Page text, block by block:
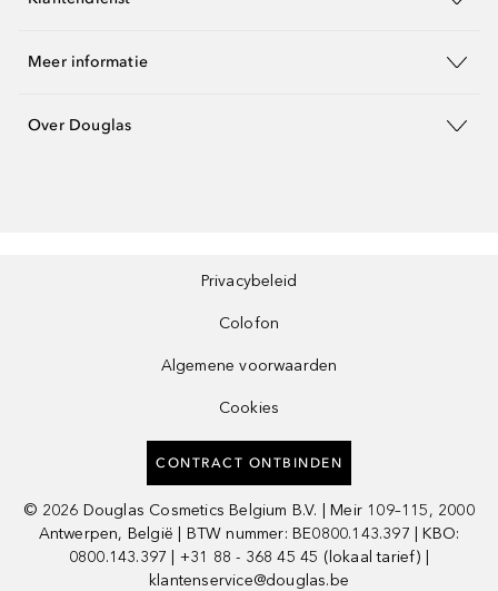
Meer informatie
Over Douglas
Privacybeleid
Colofon
Algemene voorwaarden
Cookies
CONTRACT ONTBINDEN
© 2026 Douglas Cosmetics Belgium B.V. | Meir 109–115, 2000
Antwerpen, België | BTW nummer: BE0800.143.397 | KBO:
0800.143.397 | +31 88 - 368 45 45 (lokaal tarief) |
klantenservice@douglas.be